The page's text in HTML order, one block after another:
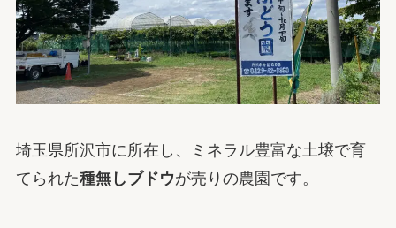
埼玉県所沢市に所在し、ミネラル豊富な土壌で育
てられた種無しブドウが売りの農園です。